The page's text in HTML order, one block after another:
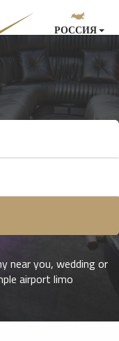
РОССИЯ
near you, wedding or
airport limo